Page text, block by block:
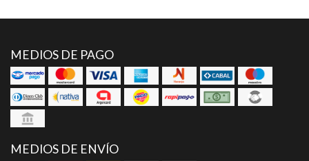
MEDIOS DE PAGO
MEDIOS DE ENVÍO